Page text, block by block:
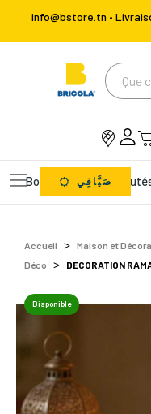
info@bstore.tn •
Bons Plansصَيَّافِي
Accueil Maison et
Déco
DECORATION
Disponible